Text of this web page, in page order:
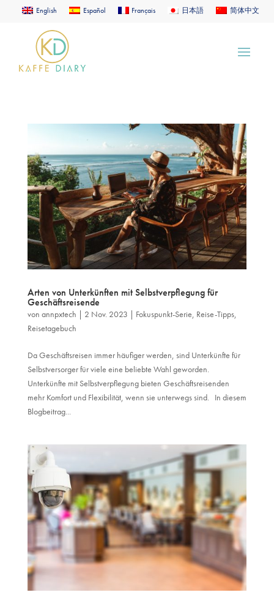
English Español Français 日本語 简体中文
Arten von Unterkünften mit Selbstverpflegung für
Geschäftsreisende
von annpxtech 2 Nov. 2023 Fokuspunkt-Serie, Reise-Tipps,
Reisetagebuch
Da Geschäftsreisen immer häufiger werden, sind Unterkünfte für
Selbstversorger für viele eine beliebte Wahl geworden.
Unterkünfte mit Selbstverpflegung bieten Geschäftsreisenden
mehr Komfort und Flexibilität, wenn sie unterwegs sind. In diesem
Blogbeitrag...